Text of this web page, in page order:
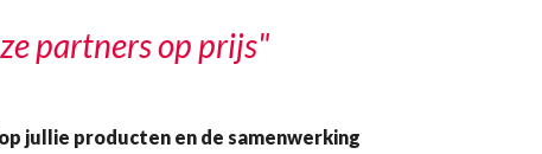
partners op prijs"
jullie producten en de samenwerking